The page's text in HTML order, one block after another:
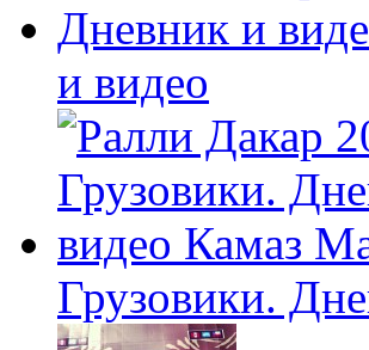
и видео
Грузовики.